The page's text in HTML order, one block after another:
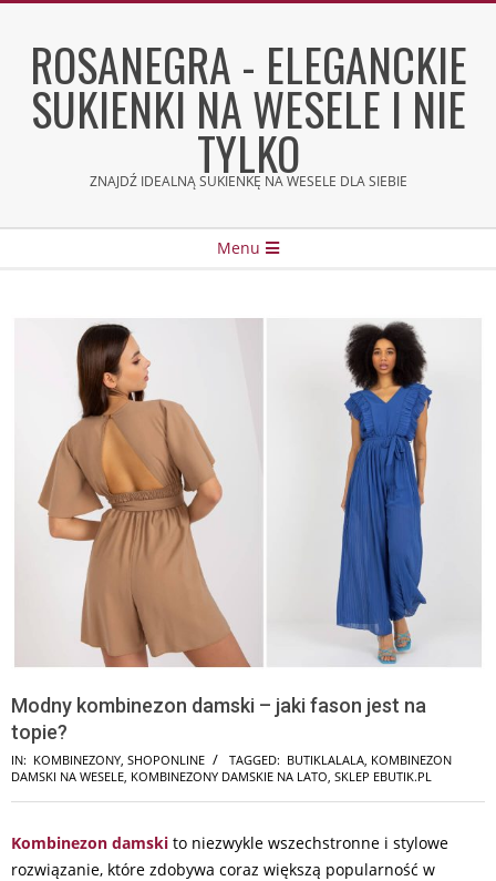
contentROSANEGRA - ELEGANCKIE
SUKIENKI NA WESELE I NIE
TYLKO
ZNAJDŹ IDEALNĄ SUKIENKĘ NA WESELE DLA SIEBIE
Menu
Modny kombinezon damski – jaki fason jest na
topie?
IN: KOMBINEZONY, SHOPONLINE TAGGED: BUTIKLALALA, KOMBINEZON
DAMSKI NA WESELE, KOMBINEZONY DAMSKIE NA LATO, SKLEP EBUTIK.PL
Kombinezon damski to niezwykle wszechstronne i stylowe
rozwiązanie, które zdobywa coraz większą popularność w